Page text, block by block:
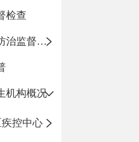
检查
传染病防治监督检查
机构概况
控中心